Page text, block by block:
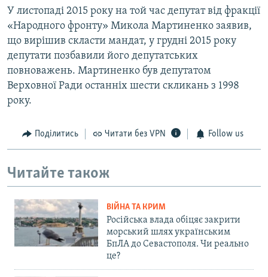
У листопаді 2015 року на той час депутат від фракції
«Народного фронту» Микола Мартиненко заявив,
що вирішив скласти мандат, у грудні 2015 року
депутати позбавили його депутатських
повноважень. Мартиненко був депутатом
Верховної Ради останніх шести скликань з 1998
року.
Поділитись Читати без VPN Follow us
Читайте також
ВІЙНА ТА КРИМ
Російська влада обіцяє закрити
морський шлях українським
БпЛА до Севастополя. Чи реально
це?